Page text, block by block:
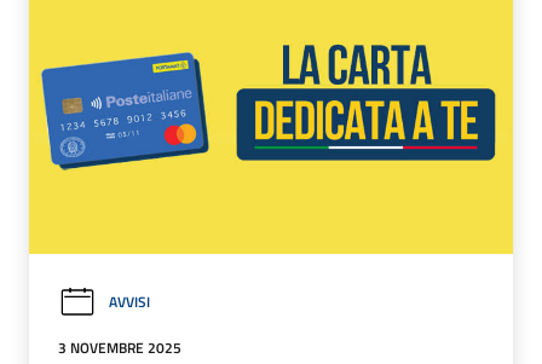
AVVISI
3 NOVEMBRE 2025